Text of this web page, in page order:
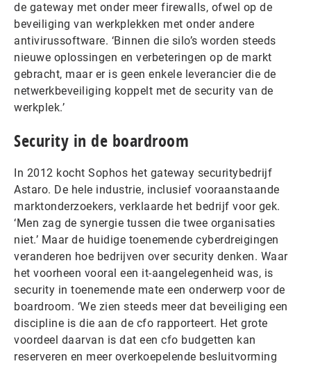
de gateway met onder meer firewalls, ofwel op de
beveiliging van werkplekken met onder andere
antivirussoftware. ‘Binnen die silo’s worden steeds
nieuwe oplossingen en verbeteringen op de markt
gebracht, maar er is geen enkele leverancier die de
netwerkbeveiliging koppelt met de security van de
werkplek.’
Security in de boardroom
In 2012 kocht Sophos het gateway securitybedrijf
Astaro. De hele industrie, inclusief vooraanstaande
marktonderzoekers, verklaarde het bedrijf voor gek.
‘Men zag de synergie tussen die twee organisaties
niet.’ Maar de huidige toenemende cyberdreigingen
veranderen hoe bedrijven over security denken. Waar
het voorheen vooral een it-aangelegenheid was, is
security in toenemende mate een onderwerp voor de
boardroom. ‘We zien steeds meer dat beveiliging een
discipline is die aan de cfo rapporteert. Het grote
voordeel daarvan is dat een cfo budgetten kan
reserveren en meer overkoepelende besluitvorming